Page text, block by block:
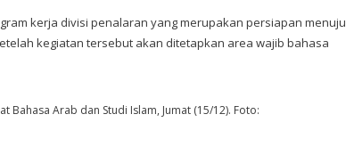
kerja divisi penalaran yang merupakan persiapan menuju
kegiatan tersebut akan ditetapkan area wajib bahasa
Arab dan Studi Islam, Jumat (15/12). Foto: